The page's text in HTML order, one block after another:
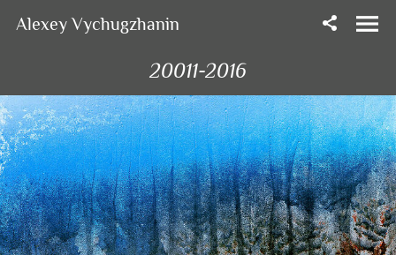
Alexey Vychugzhanin
20011-2016